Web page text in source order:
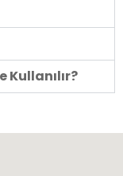
Kullanılır?